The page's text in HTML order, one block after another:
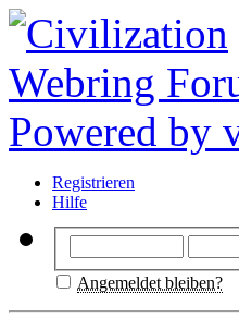
Registrieren
Hilfe
Angemeldet bleiben?